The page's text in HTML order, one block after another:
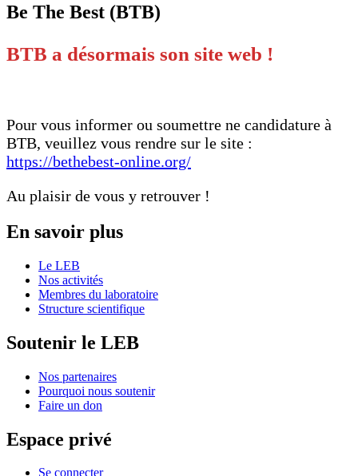
Be The Best (BTB)
BTB a désormais son site web !
Pour vous informer ou soumettre ne candidature à
BTB, veuillez vous rendre sur le site :
https://bethebest-online.org/
Au plaisir de vous y retrouver !
En savoir plus
Le LEB
Nos activités
Membres du laboratoire
Structure scientifique
Soutenir le LEB
Nos partenaires
Pourquoi nous soutenir
Faire un don
Espace privé
Se connecter